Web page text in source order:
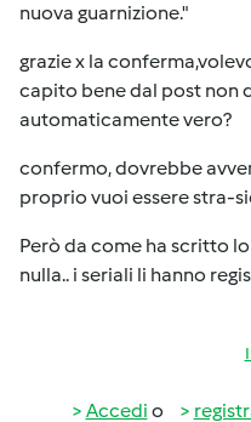
nuova guarnizione."
grazie x la
capito bene dal post non
automaticamente vero?
confermo, dovrebbe
proprio vuoi essere stra-
Però da come ha scritto
nulla.. i seriali li hanno
Accedi o